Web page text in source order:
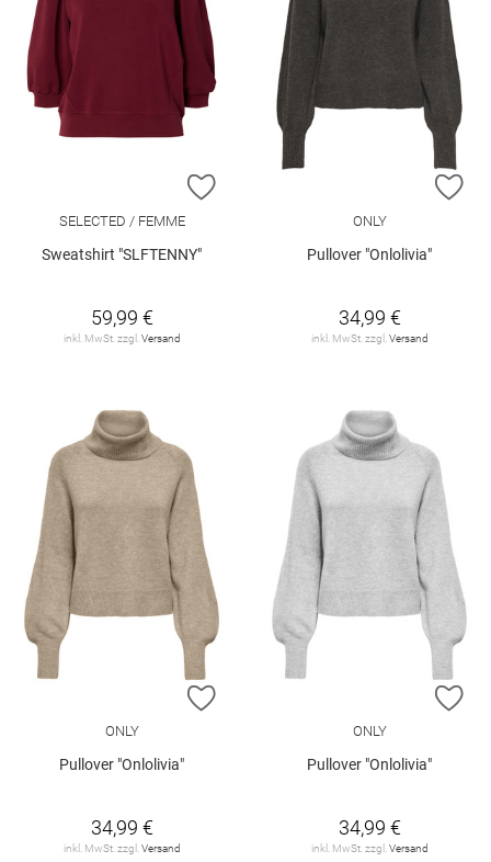
ZUR WUNSCHLISTE HINZUFÜGEN
SELECTED / FEMME
Sweatshirt "SLFTENNY"
59,99 €
inkl. MwSt. zzgl. Versand
ONLY
Pullover "Onlolivia"
34,99 €
inkl. MwSt. zzgl. Versand
ZUR WUNSCHLISTE HINZUFÜGEN
ONLY
Pullover "Onlolivia"
34,99 €
inkl. MwSt. zzgl. Versand
ONLY
Pullover "Onlolivia"
34,99 €
inkl. MwSt. zzgl. Versand